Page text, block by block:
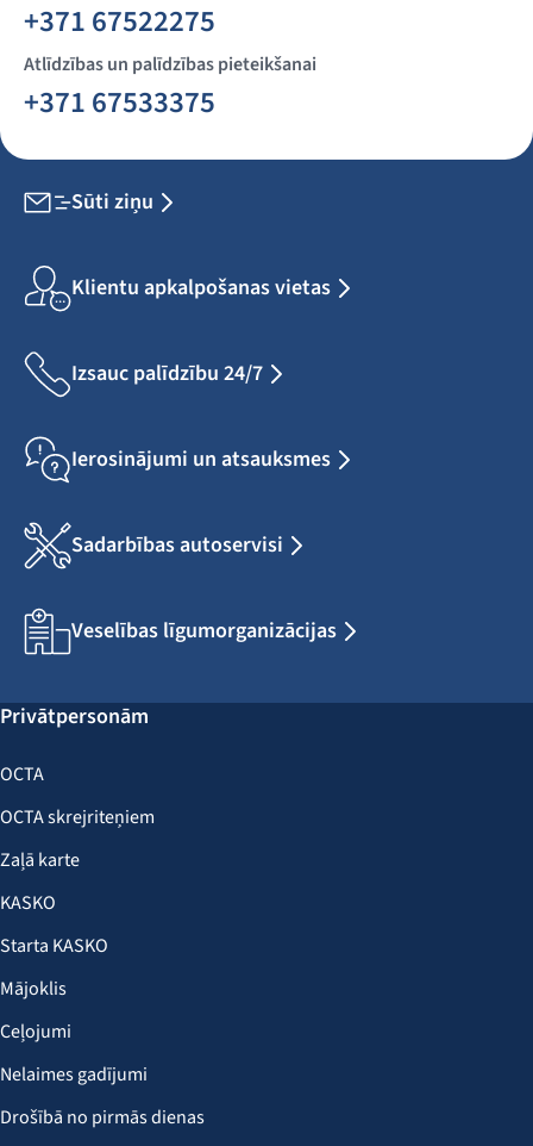
+371 67522275
Atlīdzības un palīdzības pieteikšanai
+371 67533375
Sūti ziņu
Klientu apkalpošanas vietas
Izsauc palīdzību 24/7
Ierosinājumi un atsauksmes
Sadarbības autoservisi
Veselības līgumorganizācijas
Privātpersonām
OCTA
OCTA skrejriteņiem
Zaļā karte
KASKO
Starta KASKO
Mājoklis
Ceļojumi
Nelaimes gadījumi
Drošībā no pirmās dienas